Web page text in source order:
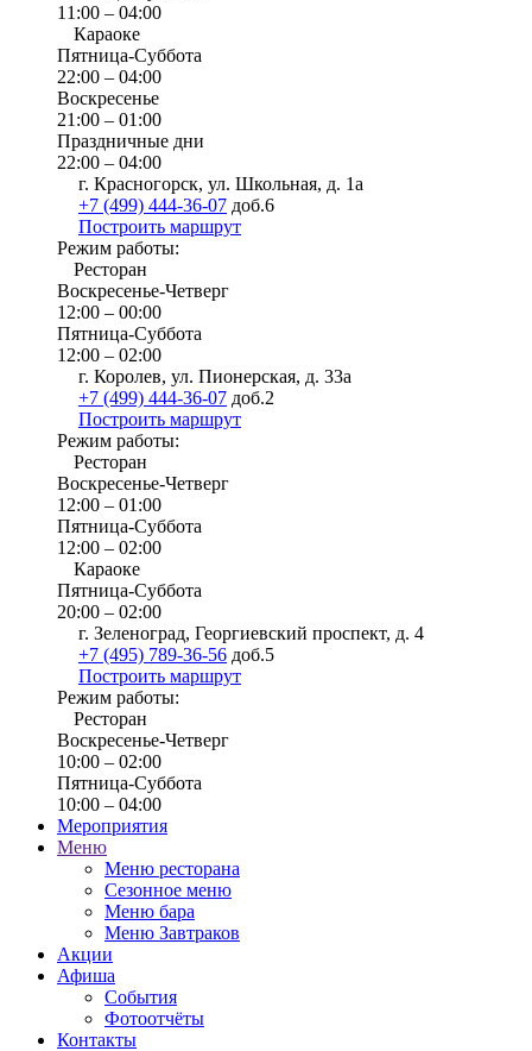
11:00 – 04:00
Караоке
Пятница-Суббота
22:00 – 04:00
Воскресенье
21:00 – 01:00
Праздничные дни
22:00 – 04:00
г. Красногорск, ул. Школьная, д. 1а
+7 (499) 444-36-07 доб.6
Построить маршрут
Режим работы:
Ресторан
Воскресенье-Четверг
12:00 – 00:00
Пятница-Суббота
12:00 – 02:00
г. Королев, ул. Пионерская, д. 33а
+7 (499) 444-36-07 доб.2
Построить маршрут
Режим работы:
Ресторан
Воскресенье-Четверг
12:00 – 01:00
Пятница-Суббота
12:00 – 02:00
Караоке
Пятница-Суббота
20:00 – 02:00
г. Зеленоград, Георгиевский проспект, д. 4
+7 (495) 789-36-56 доб.5
Построить маршрут
Режим работы:
Ресторан
Воскресенье-Четверг
10:00 – 02:00
Пятница-Суббота
10:00 – 04:00
Мероприятия
Меню
Меню ресторана
Сезонное меню
Меню бара
Меню Завтраков
Акции
Афиша
События
Фотоотчёты
Контакты